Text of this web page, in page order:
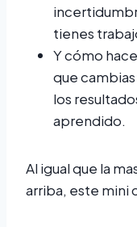
tienes
Y cómo
que
los
aprendido.
Al igual que la
arriba, este mini